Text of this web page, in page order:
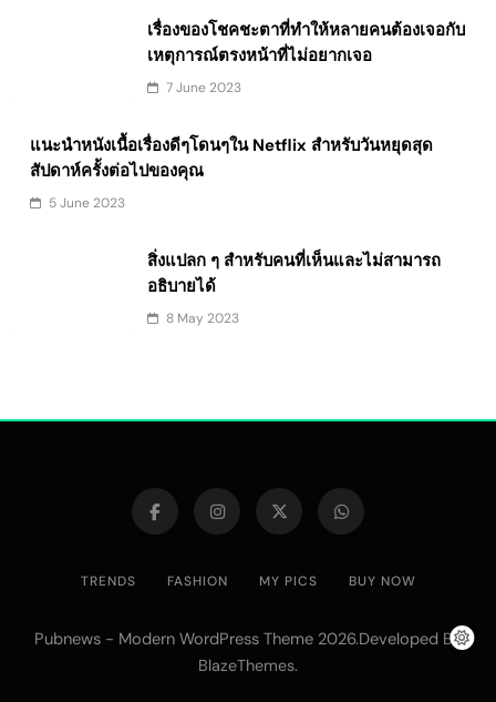
เรื่องของโชคชะตาที่ทำให้หลายคนต้องเจอกับ
เหตุการณ์ตรงหน้าที่ไม่อยากเจอ
7 June 2023
แนะนำหนังเนื้อเรื่องดีๆโดนๆใน Netflix สำหรับวันหยุดสุด
สัปดาห์ครั้งต่อไปของคุณ
5 June 2023
สิ่งแปลก ๆ สำหรับคนที่เห็นและไม่สามารถ
อธิบายได้
8 May 2023
TRENDS FASHION MY PICS BUY NOW
Pubnews - Modern WordPress Theme 2026.Developed By
BlazeThemes.